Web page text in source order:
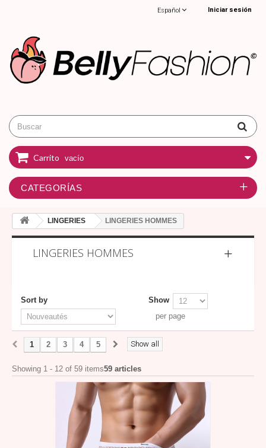
Iniciar sesión
Español
Carrito vacío
CATEGORÍAS
LINGERIES LINGERIES HOMMES
LINGERIES HOMMES
Sort by
Show
per page
Show all
1 2 3 4 5
Showing 1 - 12 of 59 items59 articles